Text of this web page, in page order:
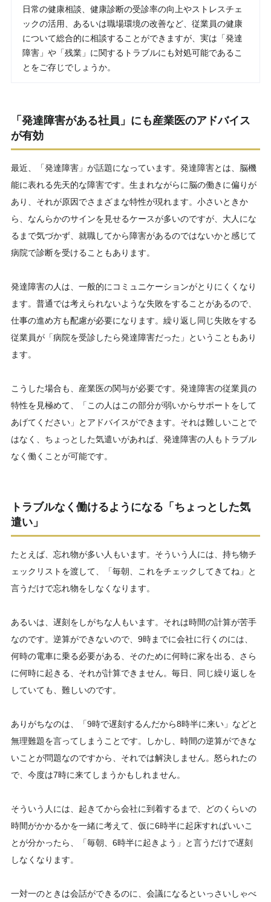
日常の健康相談、健康診断の受診率の向上やストレスチェ
ックの活用、あるいは職場環境の改善など、従業員の健康
について総合的に相談することができますが、実は「発達
障害」や「残業」に関するトラブルにも対処可能であるこ
とをご存じでしょうか。
「発達障害がある社員」にも産業医のアドバイス
が有効
最近、「発達障害」が話題になっています。発達障害とは、脳機
能に表れる先天的な障害です。生まれながらに脳の働きに偏りが
あり、それが原因でさまざまな特性が現れます。小さいときか
ら、なんらかのサインを見せるケースが多いのですが、大人にな
るまで気づかず、就職してから障害があるのではないかと感じて
病院で診断を受けることもあります。
発達障害の人は、一般的にコミュニケーションがとりにくくなり
ます。普通では考えられないような失敗をすることがあるので、
仕事の進め方も配慮が必要になります。繰り返し同じ失敗をする
従業員が「病院を受診したら発達障害だった」ということもあり
ます。
こうした場合も、産業医の関与が必要です。発達障害の従業員の
特性を見極めて、「この人はこの部分が弱いからサポートをして
あげてください」とアドバイスができます。それは難しいことで
はなく、ちょっとした気遣いがあれば、発達障害の人もトラブル
なく働くことが可能です。
トラブルなく働けるようになる「ちょっとした気
遣い」
たとえば、忘れ物が多い人もいます。そういう人には、持ち物チ
ェックリストを渡して、「毎朝、これをチェックしてきてね」と
言うだけで忘れ物をしなくなります。
あるいは、遅刻をしがちな人もいます。それは時間の計算が苦手
なのです。逆算ができないので、9時までに会社に行くのには、
何時の電車に乗る必要がある、そのために何時に家を出る、さら
に何時に起きる、それが計算できません。毎日、同じ繰り返しを
していても、難しいのです。
ありがちなのは、「9時で遅刻するんだから8時半に来い」などと
無理難題を言ってしまうことです。しかし、時間の逆算ができな
いことが問題なのですから、それでは解決しません。怒られたの
で、今度は7時に来てしまうかもしれません。
そういう人には、起きてから会社に到着するまで、どのくらいの
時間がかかるかを一緒に考えて、仮に6時半に起床すればいいこ
とが分かったら、「毎朝、6時半に起きよう」と言うだけで遅刻
しなくなります。
一対一のときは会話ができるのに、会議になるといっさいしゃべ